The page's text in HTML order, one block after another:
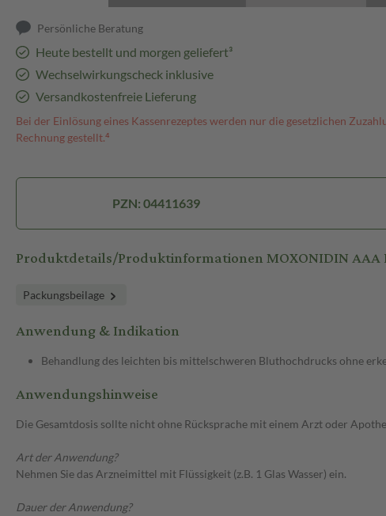
Persönliche Beratung
Heute bestellt und morgen geliefert³
Wechselwirkungscheck inklusive
Versandkostenfreie Lieferung
Bei der Einlösung eines Kassenrezeptes werden nur die gesetzlichen
Rechnung gestellt.⁴
PZN: 04411639
Produktdetails/Produktinformationen MOXONIDIN
Packungsbeilage
Anwendung & Indikation
Behandlung des leichten bis mittelschweren Bluthochdrucks ohne
Anwendungshinweise
Die Gesamtdosis sollte nicht ohne Rücksprache mit einem Arzt oder
Art der Anwendung?
Nehmen Sie das Arzneimittel mit Flüssigkeit (z.B. 1 Glas Wasser) ein.
Dauer der Anwendung?